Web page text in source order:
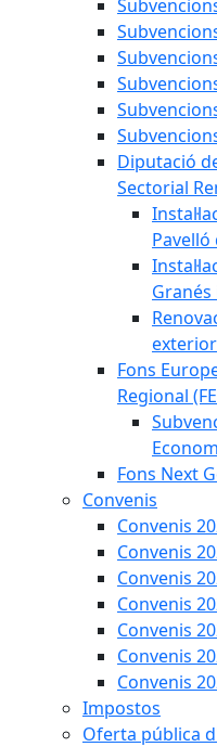
Diputació
Sectorial
Pavelló
Granés
Fons
Regional
Fons Next
Convenis
Convenis
Convenis
Convenis
Convenis
Convenis
Convenis
Convenis
Impostos
Oferta pública